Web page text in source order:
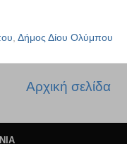
Δήμος Δίου Ολύμπου
Αρχική σελίδα